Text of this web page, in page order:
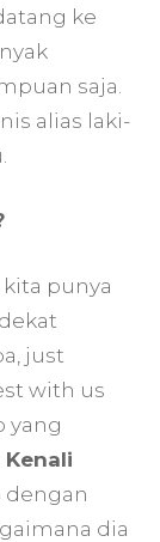
ke
saja.
alias laki-
punya
just
with us
yang
Kenali
dengan
dia